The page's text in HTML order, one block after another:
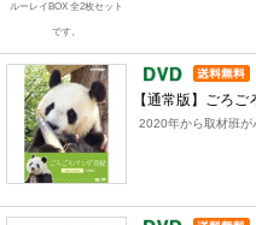
ルーレイBOX 全2枚セット
です。
【通常版】ごろ
2020年から取材班が